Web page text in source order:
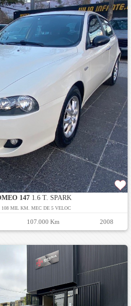
147 1.6 T. SPARK
108 MIL KM. MEC DE 5 VELOC
107.000 Km 2008